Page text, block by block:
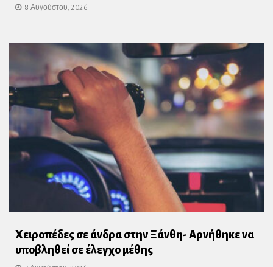
8 Αυγούστου, 2026
Χειροπέδες σε άνδρα στην Ξάνθη- Αρνήθηκε να
υποβληθεί σε έλεγχο μέθης